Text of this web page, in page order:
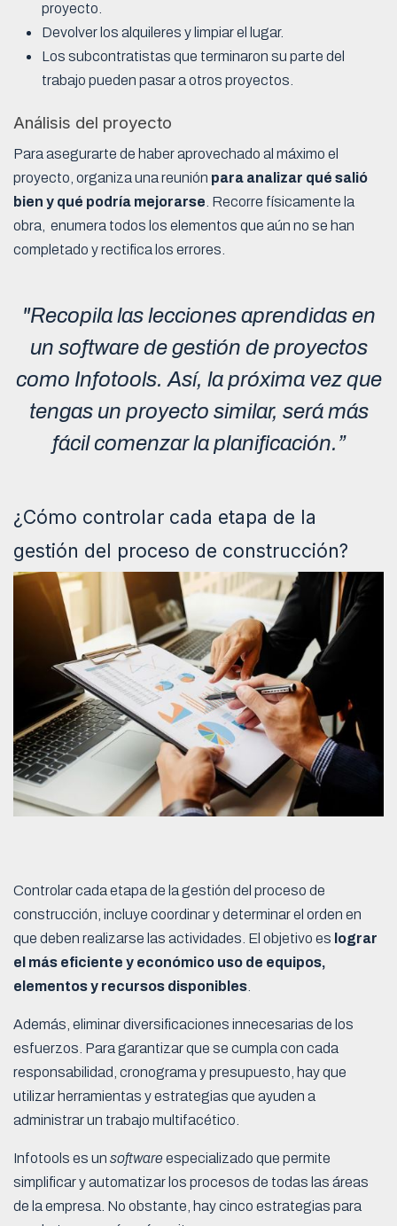
proyecto.
Devolver los alquileres y limpiar el lugar.
Los subcontratistas que terminaron su parte del
trabajo pueden pasar a otros proyectos.
Análisis del proyecto
Para asegurarte de haber aprovechado al máximo el
proyecto, organiza una reunión para analizar qué salió
bien y qué podría mejorarse . Recorre físicamente la
obra, enumera todos los elementos que aún no se han
completado y rectifica los errores.
"Recopila las lecciones aprendidas en
un software de gestión de proyectos
como Infotools. Así, la próxima vez que
tengas un proyecto similar, será más
fácil comenzar la planificación.”
¿Cómo controlar cada etapa de la
gestión del proceso de construcción?
Controlar cada etapa de la gestión del proceso de
construcción, incluye coordinar y determinar el orden en
que deben realizarse las actividades. El objetivo es lograr
el más eficiente y económico uso de equipos,
elementos y recursos disponibles
Además, eliminar diversificaciones innecesarias de los
esfuerzos. Para garantizar que se cumpla con cada
responsabilidad, cronograma y presupuesto, hay que
utilizar herramientas y estrategias que ayuden a
administrar un trabajo multifacético.
Infotools es un software especializado que permite
simplificar y automatizar los procesos de todas las áreas
de la empresa. No obstante, hay cinco estrategias para